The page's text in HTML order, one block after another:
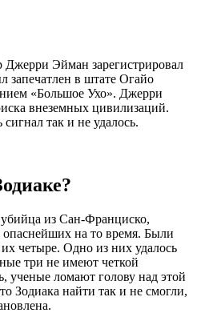
Джерри Эйман зарегистрировал
запечатлен в штате Огайо
«Большое Ухо». Джерри
внеземных цивилизаций.
сигнал так и не удалось.
из Сан-Франциско,
опаснейших на то время. Были
четыре. Одно из них удалось
три не имеют четкой
ученые ломают голову над этой
Зодиака найти так и не смогли,